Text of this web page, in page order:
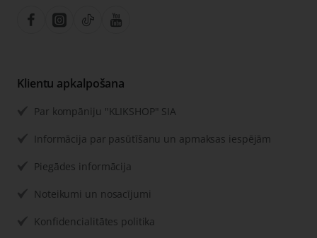
Klientu apkalpošana
Par kompāniju "KLIKSHOP" SIA
Informācija par pasūtīšanu un apmaksas iespējām
Piegādes informācija
Noteikumi un nosacījumi
Konfidencialitātes politika